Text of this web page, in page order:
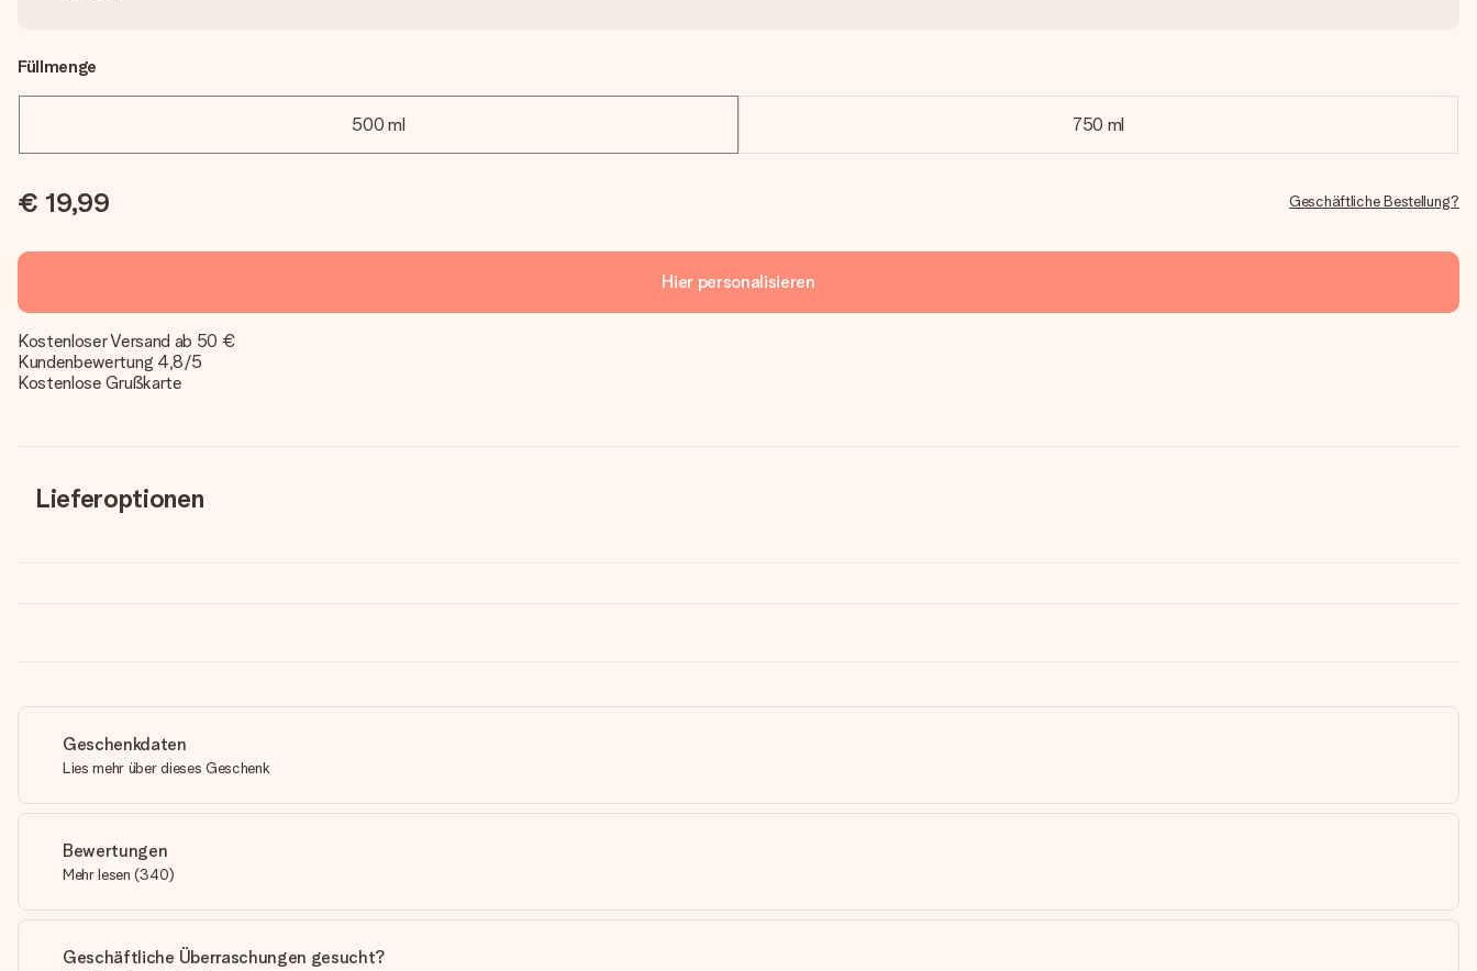
Füllmenge
500 ml 750 ml
€ 19,99 Geschäftliche Bestellung?
Hier personalisieren
Kostenloser Versand ab 50 €
Kundenbewertung 4,8/5
Kostenlose Grußkarte
Lieferoptionen
Geschenkdaten
Lies mehr über dieses Geschenk
Bewertungen
Mehr lesen (340)
Geschäftliche Überraschungen gesucht?